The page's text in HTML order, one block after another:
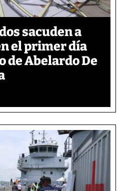
sacuden a
el primer día
de Abelardo De